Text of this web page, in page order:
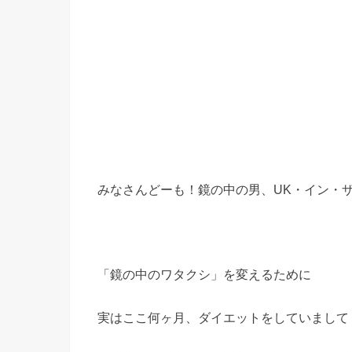
みなさんどーも！鏡の中の男、UK・イン・
「鏡の中のワタクシ」を変えるために
実はここ何ヶ月、ダイエットをしていまして